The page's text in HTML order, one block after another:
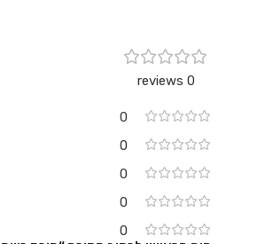
0 reviews
0
0
0
0
0